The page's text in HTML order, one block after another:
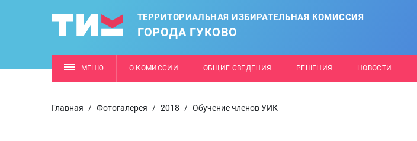
ТЕРРИТОРИАЛЬНАЯ ИЗБИРАТЕЛЬНАЯ КОМИССИЯ
ГОРОДА ГУКОВО
МЕНЮ О КОМИССИИ ОБЩИЕ СВЕДЕНИЯ РЕШЕНИЯ НОВОСТИ
Главная / Фотогалерея / 2018 / Обучение членов УИК